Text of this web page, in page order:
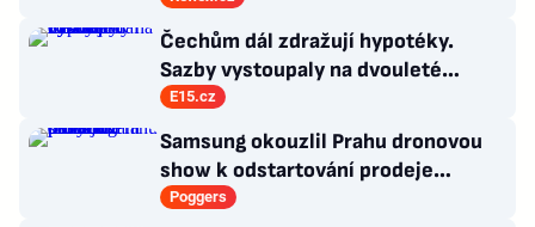
Man
Čechům dál zdražují hypotéky.
Sazby vystoupaly na dvouleté
maximum
E15.cz
Samsung okouzlil Prahu dronovou
show k odstartování prodeje
nových produktů
Poggers